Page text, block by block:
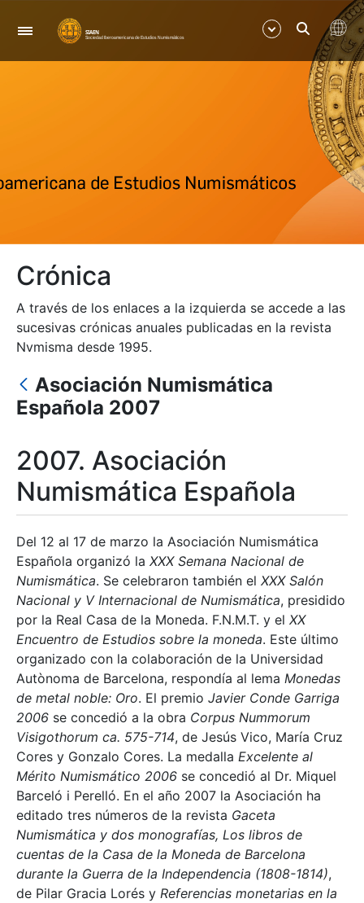
Navegación
Mostrar/Ocultar
Mostrar/Ocultar
Crónica
A través de los enlaces a la izquierda se accede a las
sucesivas crónicas anuales publicadas en la revista
Nvmisma desde 1995.
Asociación Numismática
Española 2007
2007. Asociación
Numismática Española
Del 12 al 17 de marzo la Asociación Numismática
Española organizó la XXX Semana Nacional de
Numismática. Se celebraron también el XXX Salón
Nacional y V Internacional de Numismática, presidido
por la Real Casa de la Moneda. F.N.M.T. y el XX
Encuentro de Estudios sobre la moneda. Este último
organizado con la colaboración de la Universidad
Autònoma de Barcelona, respondía al lema Monedas
de metal noble: Oro. El premio Javier Conde Garriga
2006 se concedió a la obra Corpus Nummorum
Visigothorum ca. 575-714, de Jesús Vico, María Cruz
Cores y Gonzalo Cores. La medalla Excelente al
Mérito Numismático 2006 se concedió al Dr. Miquel
Barceló i Perelló. En el año 2007 la Asociación ha
editado tres números de la revista Gaceta
Numismática y dos monografías, Los libros de
cuentas de la Casa de la Moneda de Barcelona
durante la Guerra de la Independencia (1808-1814),
de Pilar Gracia Lorés y Referencias monetarias en la